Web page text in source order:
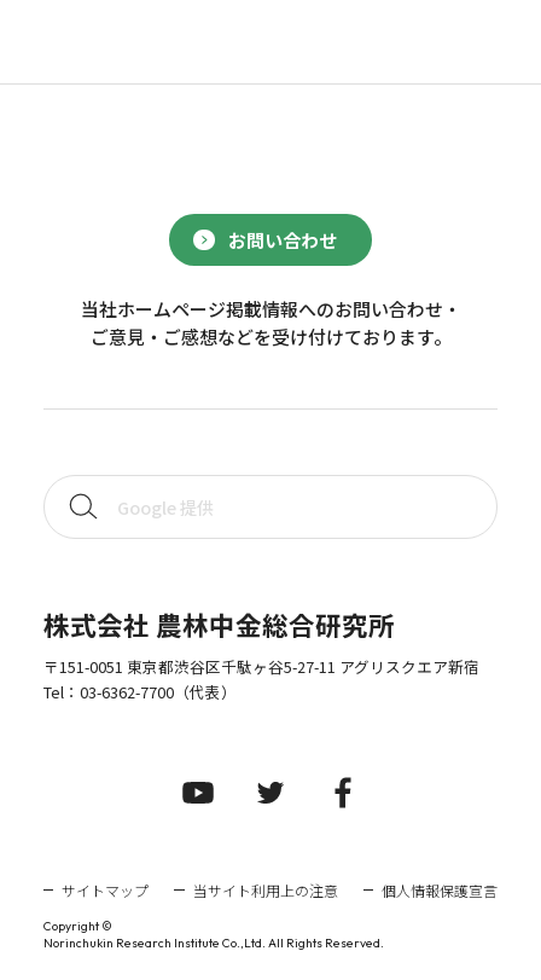
お問い合わせ
当社ホームページ掲載情報へのお問い合わせ・
ご意見・ご感想などを受け付けております。
株式会社 農林中金総合研究所
〒151-0051 東京都渋谷区千駄ヶ谷5-27-11 アグリスクエア新宿
Tel： 03-6362-7700（代表）
サイトマップ 当サイト利用上の注意 個人情報保護宣言
Copyright ©
Norinchukin Research Institute Co.,Ltd. All Rights Reserved.